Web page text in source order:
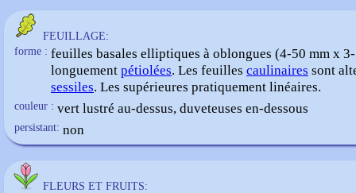
FEUILLAGE:
forme : feuilles basales elliptiques à oblongues (4-50 mm x
longuement pétiolées. Les feuilles caulinaires sont
sessiles. Les supérieures pratiquement linéaires.
couleur : vert lustré au-dessus, duveteuses en-dessous
persistant: non
FLEURS ET FRUITS: